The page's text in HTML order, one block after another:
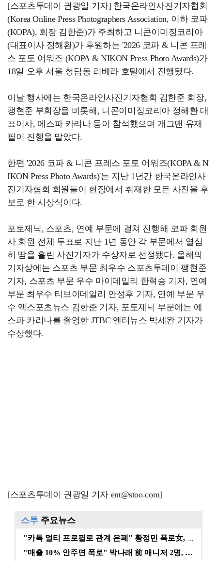
[스포츠투데이 권광일 기자] 한국온라인사진기자협회
(Korea Online Press Photographers Association, 이하 코파
(KOPA), 회장 김한준)가 주최하고 니콘이미징코리아
(대표이사 정해환)가 후원하는 '2026 코파 & 니콘 프레
스 포토 어워즈 (KOPA & NIKON Press Photo Awards)가
18일 오후 서울 청담동 리베라 호텔에서 진행됐다.
이날 행사에는 한국온라인사진기자협회 김한준 회장,
팽현준 부회장을 비롯해, 니콘이미징코리아 정해환 대
표이사, 에스파 카리나 등이 참석했으며 개그맨 유재
필이 진행을 맡았다.
한편 '2026 코파 & 니콘 프레스 포토 어워즈(KOPA & N
IKON Press Photo Awards)'는 지난 1년간 한국온라인사
진기자협회 회원들이 현장에서 취재한 모든 사진을 후
보로 한 시상식이다.
포토제닉, 스포츠, 연예 부문에 걸쳐 진행해 코파 회원
사 회원 전체 투표로 지난 1년 동안 각 부문에서 열심
히 땀을 흘린 사진기자가 수상자로 선정됐다. 올해의
기자상에는 스포츠 부문 최우수 스포츠투데이 팽현준
기자, 스포츠 부문 우수 마이데일리 한혁승 기자, 연예
부문 최우수 티브이데일리 안성후 기자, 연예 부문 우
수 엑스포츠뉴스 김한준 기자, 포토제닉 부문에는 에
스파 카리나를 촬영한 JTBC 엔터뉴스 박세완 기자가
수상했다.
[스포츠투데이 권광일 기자 ent@stoo.com]
스투 주요뉴스
"매출 10% 안주면 폭로" 박나래 前 매니저 2명, …